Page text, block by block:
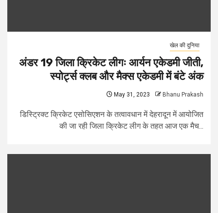
खेल की दुनिया
अंडर 19 जिला क्रिकेट लीगः आर्यन एकेडमी जीती,
स्पोर्ट्स क्लब और मैक्स एकेडमी में बंटे अंक
May 31, 2023 Bhanu Prakash
डिस्ट्रिक्ट क्रिकेट एसोसिएशन के तत्वावधान में देहरादून में आयोजित
की जा रही जिला क्रिकेट लीग के तहत आज एक मैच...